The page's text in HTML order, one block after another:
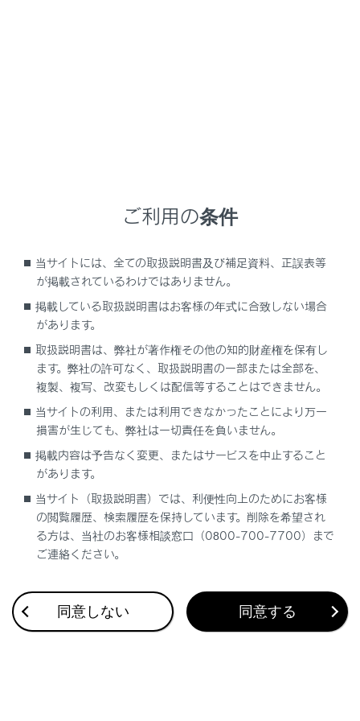
は、ヒューズ切れが考えられます。ヒューズの点検を行
ヒューズの点検・交換をするには
合わせて見られているページ
エアコンフィルターの交換
エンジンルームカバー
タイヤについて
このページは役に立ちましたか？
ご利用の条件
当サイトには、全ての取扱説明書及び補足資料、正誤表等
が掲載されているわけではありません。
掲載している取扱説明書はお客様の年式に合致しない場合
があります。
取扱説明書は、弊社が著作権その他の知的財産権を保有し
ます。弊社の許可なく、取扱説明書の一部または全部を、
複製、複写、改変もしくは配信等することはできません。
当サイトの利用、または利用できなかったことにより万一
損害が生じても、弊社は一切責任を負いません。
掲載内容は予告なく変更、またはサービスを中止すること
があります。
当サイト（取扱説明書）では、利便性向上のためにお客様
の閲覧履歴、検索履歴を保持しています。削除を希望され
る方は、当社のお客様相談窓口（0800-700-7700）まで
ご連絡ください。
同意しない 同意する